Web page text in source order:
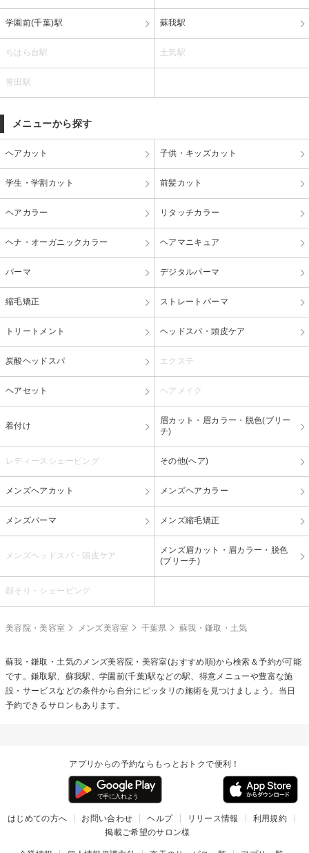
学園前(千葉)駅 蘇我駅
ちはら台駅 土気駅
誉田駅
メニューから探す
ヘアカット 子供・キッズカット
学生・学割カット 前髪カット
ヘアカラー リタッチカラー
ヘナ・オーガニックカラー ヘアマニキュア
パーマ デジタルパーマ
縮毛矯正 ストレートパーマ
トリートメント ヘッドスパ・頭皮ケア
炭酸ヘッドスパ エクステ
ヘアセット ヘアメイク
着付け
眉カット・眉カラー・脱色(ブリー
チ)
レディースシェービング その他(ヘア)
メンズヘアカット メンズヘアカラー
メンズパーマ メンズ縮毛矯正
メンズヘッドスパ・頭皮ケア
メンズ眉カット・眉カラー・脱色
(ブリーチ)
顔そり・シェービング
美容院・美容室 メンズ美容室 千葉県 蘇我・鎌取・土気
蘇我・鎌取・土気のメンズ美容院・美容室(おすすめ順)から検索＆予約が可能
です。鎌取駅、蘇我駅、学園前(千葉)駅などの駅、得意メニューや豊富な施
設・サービスなどの条件から自分にピッタリの施術を見つけましょう。当日
予約できるサロンもあります。
アプリからの予約ならもっとおトクで便利！
はじめての方へ お問い合わせ ヘルプ リリース情報
利用規約
掲載ご希望のサロン様